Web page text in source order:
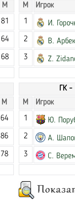
М
81
64
68
М
Игрок
1
И.
2
В.
3
Z.
М
64
86
78
ГК -
М
Игрок
1
Ю.
2
А.
3
С.